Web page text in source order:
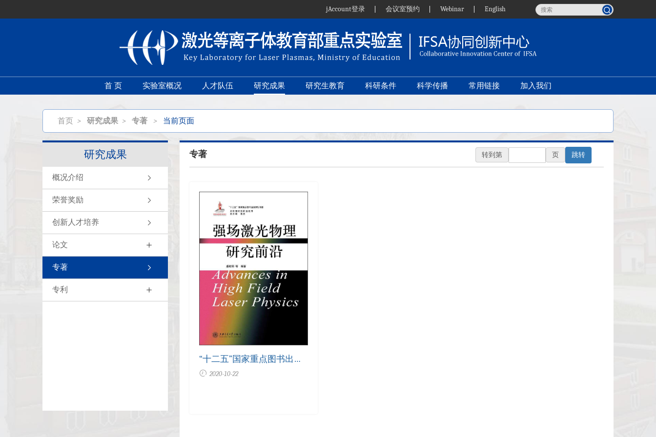
jAccount登录 会议室预约 Webinar English
首 页 实验室概况 人才队伍 研究成果 研究生教育 科研条件 科学传播 常用链接 加入我们
首页 > 研究成果 > 专著 > 当前页面
研究成果
概况介绍
荣誉奖励
创新人才培养
论文
专著
专利
专著 转到第 页 跳转
“十二五”国家重点图书出版
规划项目光物理研究前沿系
2020-10-22